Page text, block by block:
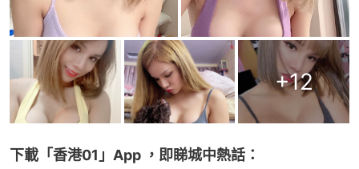
+12
下載「香港01」App ，即睇城中熱話：